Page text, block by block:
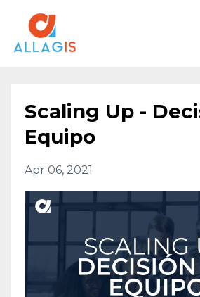
Scaling Up -
Equipo
Apr 06, 2021